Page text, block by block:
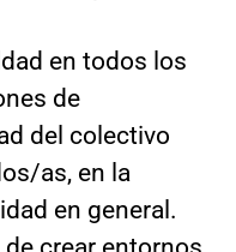
en todos los
de
del colectivo
as, en la
en general.